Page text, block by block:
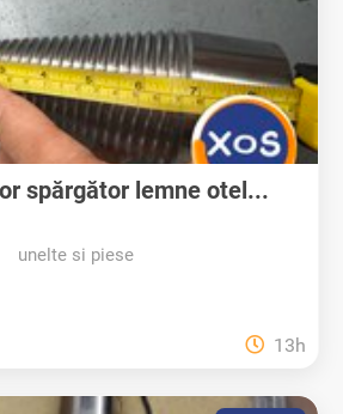
spărgător lemne otel...
unelte si piese
13h